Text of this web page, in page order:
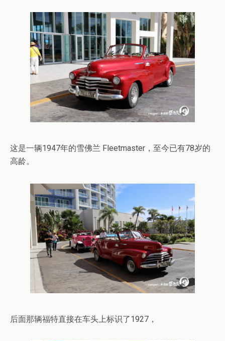
这是一辆1947年的雪佛兰 Fleetmaster，至今已有78岁的
高龄。
后面那辆福特直接在车头上标识了1927，